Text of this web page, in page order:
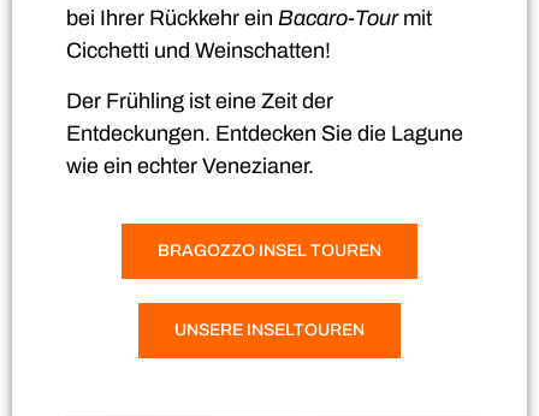
bei Ihrer Rückkehr ein Bacaro-Tourmit
Cicchetti und Weinschatten!
Der Frühling ist eine Zeit der
Entdeckungen. Entdecken Sie die Lagune
wie ein echter Venezianer.
BRAGOZZO INSEL TOUREN
UNSERE INSELTOUREN